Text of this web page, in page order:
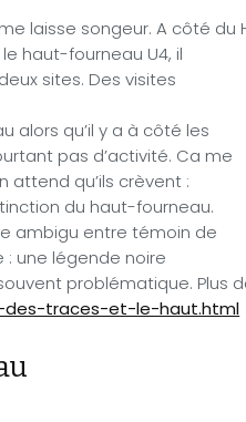
laisse songeur. A côté du
haut-fourneau U4, il
sites. Des visites
alors qu’il y a à côté les
pas d’activité. Ca me
attend qu’ils crèvent :
du haut-fourneau.
ambigu entre témoin de
: une légende noire
problématique. Plus
des-traces-et-le-haut.html